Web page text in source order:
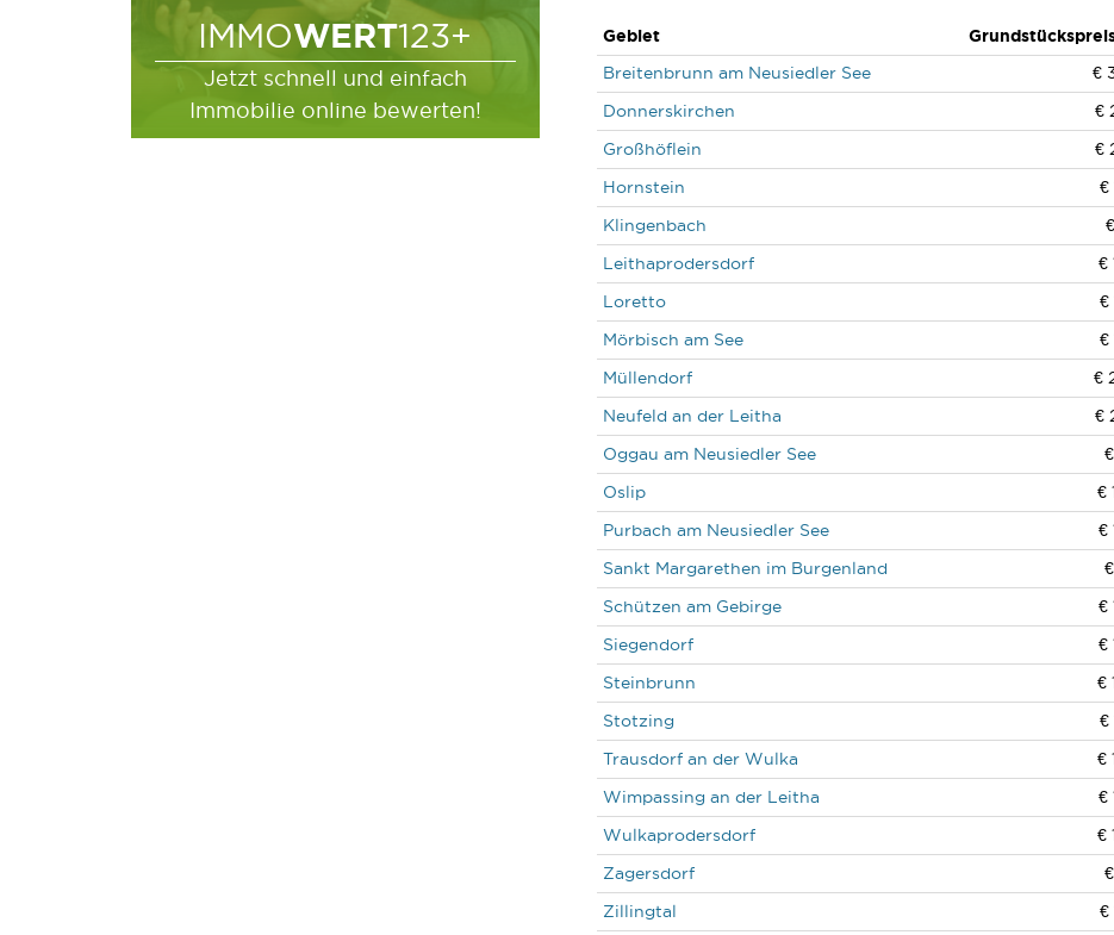
IMMOWERT123+
Jetzt schnell und einfach
Immobilie online bewerten!
Gebiet
Breitenbrunn am Neusiedler See
€
Donnerskirchen
€
Großhöflein
€
Hornstein
€
Klingenbach
Leithaprodersdorf
€
Loretto
€
Mörbisch am See
€
Müllendorf
€
Neufeld an der Leitha
€
Oggau am Neusiedler See
Oslip
€
Purbach am Neusiedler See
€
Sankt Margarethen im Burgenland
Schützen am Gebirge
€
Siegendorf
€
Steinbrunn
€
Stotzing
€
Trausdorf an der Wulka
€
Wimpassing an der Leitha
€
Wulkaprodersdorf
€
Zagersdorf
Zillingtal
€